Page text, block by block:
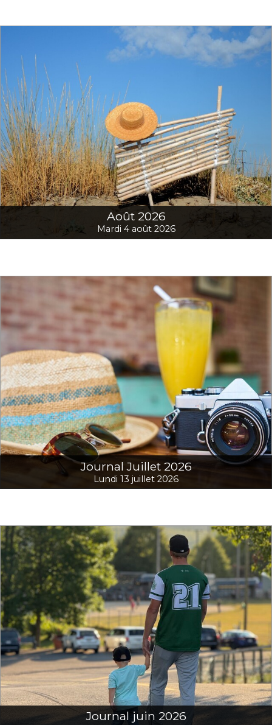
Août 2026
Mardi 4 août 2026
Journal Juillet 2026
Lundi 13 juillet 2026
Journal juin 2026